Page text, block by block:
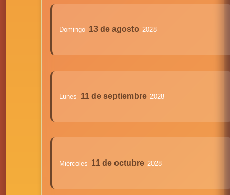
Domingo 13 de agosto 2028
Lunes 11 de septiembre 2028
Miércoles 11 de octubre 2028